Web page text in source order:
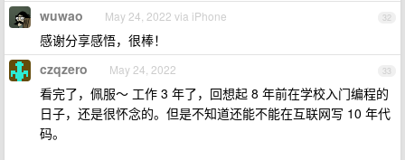
32
wuwao May 24, 2022 via iPhone
感谢分享感悟，很棒！
33
czqzero May 24, 2022
看完了，佩服～ 工作 3 年了，回想起 8 年前在学校入门编程的
日子，还是很怀念的。但是不知道还能不能在互联网写 10 年代
码。